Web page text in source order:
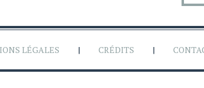
LÉGALES CRÉDITS